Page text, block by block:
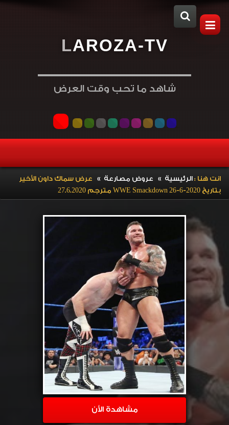
LAROZA-TV
شاهد ما تحب وقت العرض
انت هنا :الرئيسية » عروض مصارعة » عرض سماك داون الأخير
بتاريخ WWE Smackdown 26-6-2020 مترجم 27.6.2020
مشاهدة الأن